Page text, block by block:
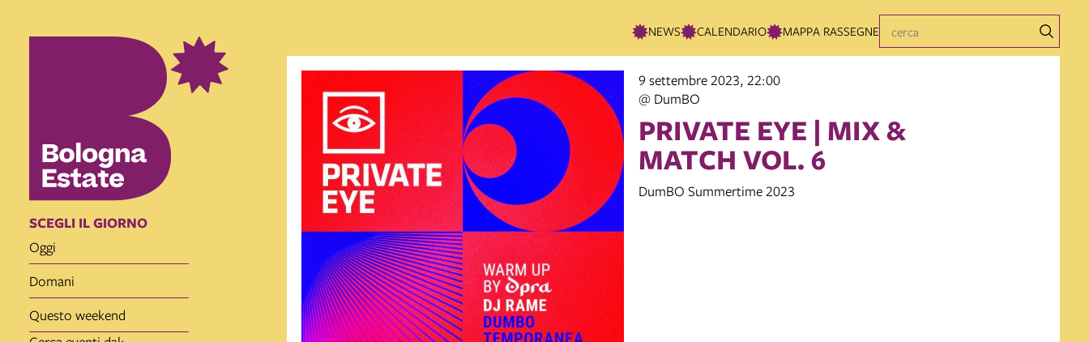
NEWS CALENDARIO MAPPA RASSEGNE
SCEGLI IL GIORNO
oggi
domani
questo weekend
9 settembre 2023, 22:00
@ DumBO
PRIVATE EYE | MIX &
MATCH VOL. 6
DumBO Summertime 2023